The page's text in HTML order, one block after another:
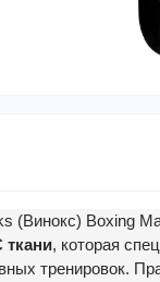
(Винокс) Boxing
ткани, которая
тренировок.